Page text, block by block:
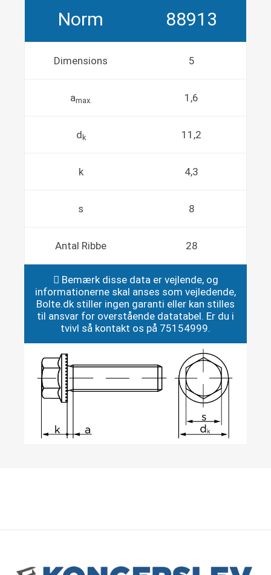
Norm 88913
Dimensions 5
amax. 1,6
d k 11,2
k 4,3
s 8
Antal Ribbe 28
Bemærk disse data er vejlende, og
informationerne skal anses som vejledende,
Bolte.dk stiller ingen garanti eller kan stilles
til ansvar for overstående datatabel. Er du i
tvivl så kontakt os på 75154999.